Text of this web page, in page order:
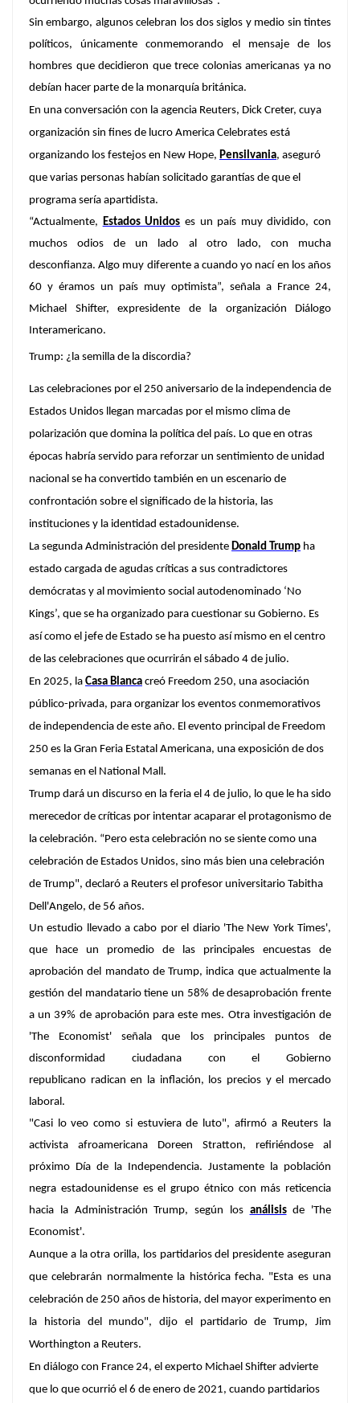
Sin embargo, algunos celebran los dos siglos y medio sin tintes
políticos, únicamente conmemorando el mensaje de los
hombres que decidieron que trece colonias americanas ya no
debían hacer parte de la monarquía británica.
En una conversación con la agencia Reuters, Dick Creter, cuya
organización sin fines de lucro America Celebrates está
organizando los festejos en New Hope, Pensilvania, aseguró
que varias personas habían solicitado garantías de que el
programa sería apartidista.
“Actualmente, Estados Unidos es un país muy dividido, con
muchos odios de un lado al otro lado, con mucha
desconfianza. Algo muy diferente a cuando yo nací en los años
60 y éramos un país muy optimista”, señala a France 24,
Michael Shifter, expresidente de la organización Diálogo
Interamericano.
Trump: ¿la semilla de la discordia?
Las celebraciones por el 250 aniversario de la independencia de
Estados Unidos llegan marcadas por el mismo clima de
polarización que domina la política del país. Lo que en otras
épocas habría servido para reforzar un sentimiento de unidad
nacional se ha convertido también en un escenario de
confrontación sobre el significado de la historia, las
instituciones y la identidad estadounidense.
La segunda Administración del presidente Donald Trump ha
estado cargada de agudas críticas a sus contradictores
demócratas y al movimiento social autodenominado ‘No
Kings’, que se ha organizado para cuestionar su Gobierno. Es
así como el jefe de Estado se ha puesto así mismo en el centro
de las celebraciones que ocurrirán el sábado 4 de julio.
En 2025, la Casa Blanca creó Freedom 250, una asociación
público-privada, para organizar los eventos conmemorativos
de independencia de este año. El evento principal de Freedom
250 es la Gran Feria Estatal Americana, una exposición de dos
semanas en el National Mall.
Trump dará un discurso en la feria el 4 de julio, lo que le ha sido
merecedor de críticas por intentar acaparar el protagonismo de
la celebración. “Pero esta celebración no se siente como una
celebración de Estados Unidos, sino más bien una celebración
de Trump", declaró a Reuters el profesor universitario Tabitha
Dell'Angelo, de 56 años.
Un estudio llevado a cabo por el diario 'The New York Times',
que hace un promedio de las principales encuestas de
aprobación del mandato de Trump, indica que actualmente la
gestión del mandatario tiene un 58% de desaprobación frente
a un 39% de aprobación para este mes. Otra investigación de
'The Economist' señala que los principales puntos de
disconformidad ciudadana con el Gobierno
republicano radican en la inflación, los precios y el mercado
laboral.
"Casi lo veo como si estuviera de luto", afirmó a Reuters la
activista afroamericana Doreen Stratton, refiriéndose al
próximo Día de la Independencia. Justamente la población
negra estadounidense es el grupo étnico con más reticencia
hacia la Administración Trump, según los análisisde 'The
Economist'.
Aunque a la otra orilla, los partidarios del presidente aseguran
que celebrarán normalmente la histórica fecha. "Esta es una
celebración de 250 años de historia, del mayor experimento en
la historia del mundo", dijo el partidario de Trump, Jim
Worthington a Reuters.
En diálogo con France 24, el experto Michael Shifter advierte
que lo que ocurrió el 6 de enero de 2021, cuando partidarios